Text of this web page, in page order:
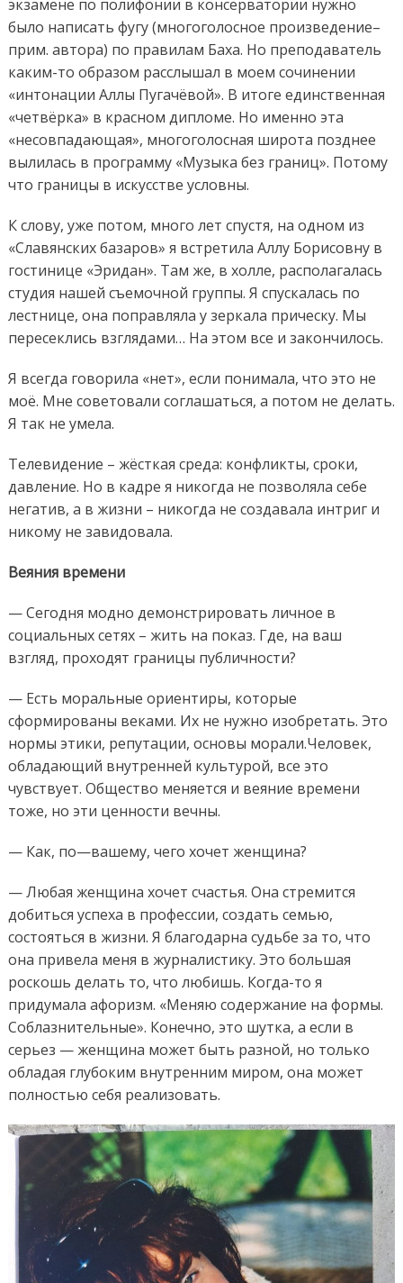
экзамене по полифонии в консерватории нужно
было написать фугу (многоголосное произведение–
прим. автора) по правилам Баха. Но преподаватель
каким-то образом расслышал в моем сочинении
«интонации Аллы Пугачёвой». В итоге единственная
«четвёрка» в красном дипломе. Но именно эта
«несовпадающая», многоголосная широта позднее
вылилась в программу «Музыка без границ». Потому
что границы в искусстве условны.
К слову, уже потом, много лет спустя, на одном из
«Славянских базаров» я встретила Аллу Борисовну в
гостинице «Эридан». Там же, в холле, располагалась
студия нашей съемочной группы. Я спускалась по
лестнице, она поправляла у зеркала прическу. Мы
пересеклись взглядами… На этом все и закончилось.
Я всегда говорила «нет», если понимала, что это не
моё. Мне советовали соглашаться, а потом не делать.
Я так не умела.
Телевидение – жёсткая среда: конфликты, сроки,
давление. Но в кадре я никогда не позволяла себе
негатив, а в жизни – никогда не создавала интриги
никому не завидовала.
Веяниявремени
— Сегодня модно демонстрировать личное в
социальныхсетях – жить на показ. Где, на ваш
взгляд, проходят границы публичности?
— Есть моральные ориентиры, которые
сформированы веками. Их не нужно изобретать. Это
нормы этики, репутации, основы морали.Человек,
обладающий внутренней культурой, все это
чувствует. Общество меняется и веяние времени
тоже, но эти ценности вечны.
— Как, по—вашему, чего хочет женщина?
—Любая женщина хочет счастья. Она стремится
добиться успеха в профессии, создать семью,
состояться в жизни. Я благодарна судьбе за то, что
она привела меня в журналистику. Это большая
роскошь делать то, что любишь. Когда-то я
придумала афоризм. «Меняю содержание на формы.
Соблазнительные». Конечно, это шутка, а если в
серьез —женщина может быть разной, но только
обладая глубоким внутренним миром, она может
полностью себя реализовать.